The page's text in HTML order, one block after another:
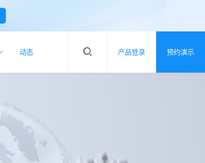
动态 产品登录 预约演示